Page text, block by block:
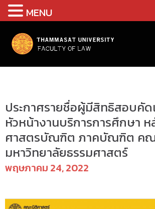
ประกาศรายชื่อผู้มีสิทธิสอบคัด
หัวหน้างานบริการการศึกษา
ศาสตรบัณฑิต ภาคบัณฑิต คณ
มหาวิทยาลัยธรรมศาสตร์
พฤษภาคม 24, 2022
MENU